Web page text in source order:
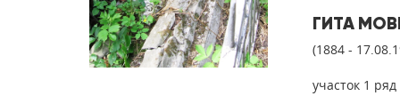
ГИТА
(1884 -
участок 1